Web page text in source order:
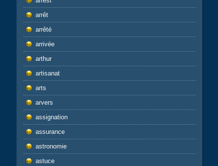
arrêt
arrêté
arrivée
arthur
artisanat
arts
arvers
assignation
assurance
astronomie
astuce